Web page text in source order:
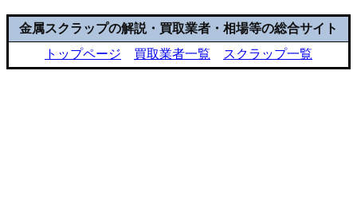
金属スクラップの解説・買取業者・相場等の総合サイト
トップページ
買取業者一覧 スクラップ一覧